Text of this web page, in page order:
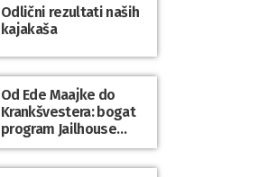
Odlični rezultati naših
kajakaša
Od Ede Maajke do
Krankšvestera: bogat
program Jailhouse
Festivala 2026. u
Lepoglavi